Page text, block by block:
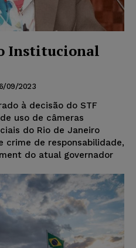
Institucional
09/2023
à decisão do STF
uso de câmeras
do Rio de Janeiro
crime de responsabilidade,
do atual governador